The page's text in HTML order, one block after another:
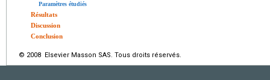
Paramètres étudiés
Résultats
Discussion
Conclusion
© 2008 Elsevier Masson SAS. Tous droits réservés.